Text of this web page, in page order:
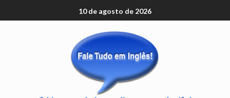
10 de agosto de 2026